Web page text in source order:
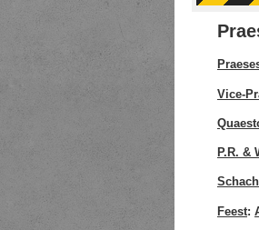
Vice-
P.R. &
Feest: